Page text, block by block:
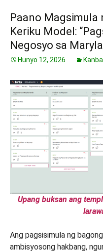
Paano Magsimula
Keriku Model:
Negosyo sa
Hunyo 12, 2026
Upang buksan ang
Ang pagsisimula ng
ambisyosong hakbang,